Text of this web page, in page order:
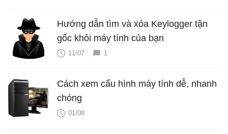
Hướng dẫn tìm và xóa Keylogger tận
gốc khỏi máy tính của bạn
11/07 1
Cách xem cấu hình máy tính dễ, nhanh
chóng
01/08